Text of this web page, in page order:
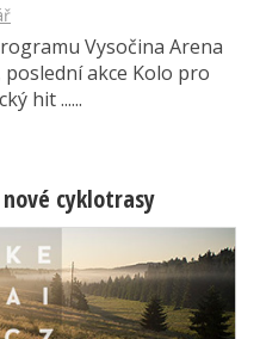
Vysočina Arena
akce Kolo pro
hit ......
cyklotrasy